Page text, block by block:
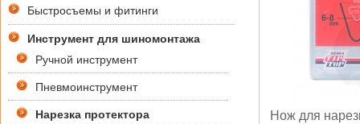
Быстросъемы и фитинги
Инструмент для шиномонтажа
Ручной инструмент
Пневмоинструмент
Нарезка протектора
Нож для